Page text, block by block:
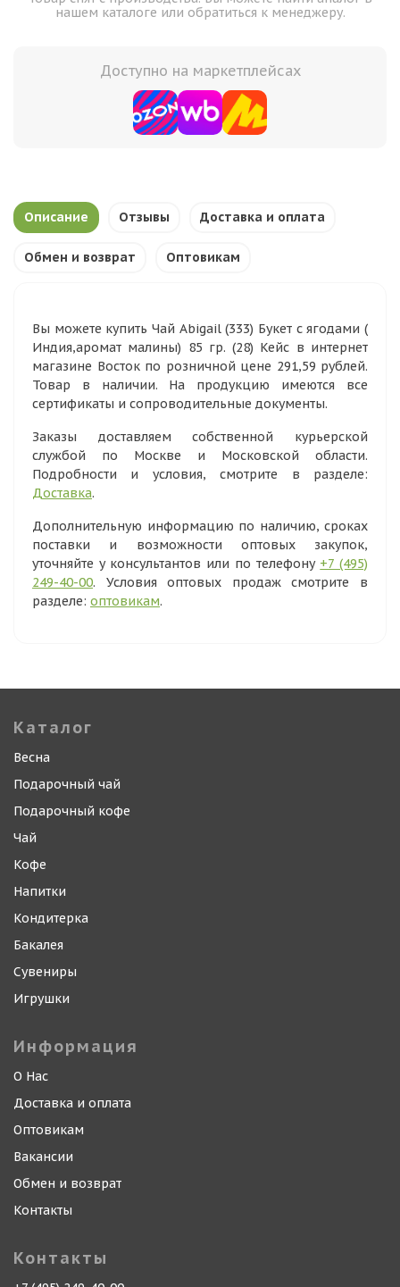
нашем каталоге или обратиться к менеджеру.
Доступно на маркетплейсах
Описание Отзывы Доставка и оплата
Обмен и возврат Оптовикам
Вы можете купить Чай Abigail (333) Букет с ягодами (
Индия,аромат малины) 85 гр. (28) Кейс в интернет
магазине Восток по розничной цене 291,59 рублей.
Товар в наличии. На продукцию имеются все
сертификаты и сопроводительные документы.
Заказы доставляем собственной курьерской
службой по Москве и Московской области.
Подробности и условия, смотрите в разделе:
Доставка.
Дополнительную информацию по наличию, сроках
поставки и возможности оптовых закупок,
уточняйте у консультантов или по телефону +7 (495)
249-40-00. Условия оптовых продаж смотрите в
разделе: оптовикам.
Каталог
Весна
Подарочный чай
Подарочный кофе
Чай
Кофе
Напитки
Кондитерка
Бакалея
Сувениры
Игрушки
Информация
О Нас
Доставка и оплата
Оптовикам
Вакансии
Обмен и возврат
Контакты
Контакты